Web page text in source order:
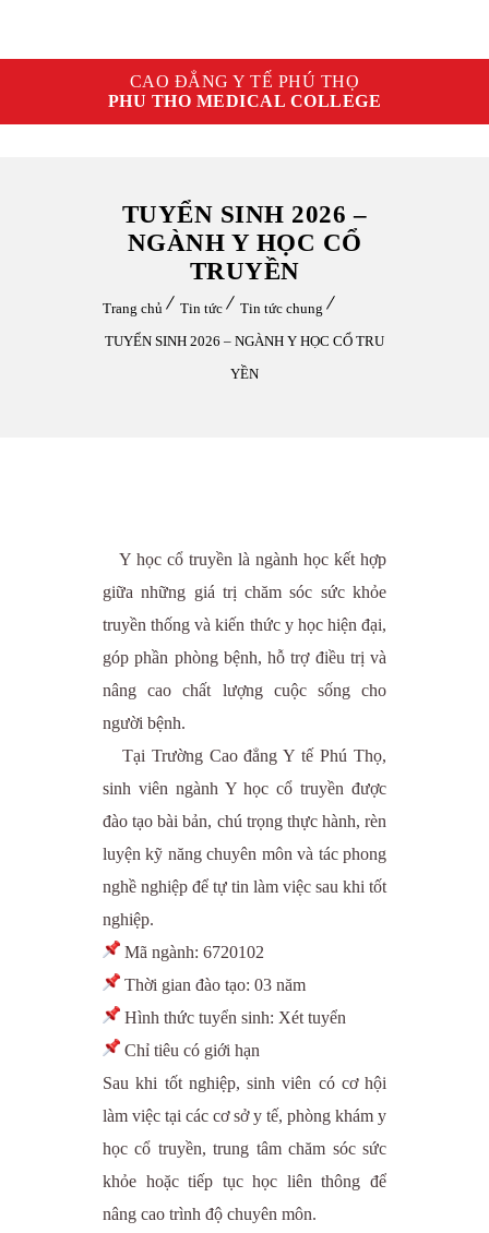
CAO ĐẲNG Y TẾ PHÚ THỌ
PHU THO MEDICAL COLLEGE
TUYỂN SINH 2026 –
NGÀNH Y HỌC CỔ
TRUYỀN
Trang chủ Tin tức
Tin tức chung
TUYỂN SINH 2026 – NGÀNH Y HỌC CỔ TRU
YỀN
Y học cổ truyền là ngành học kết hợp
giữa những giá trị chăm sóc sức khỏe
truyền thống và kiến thức y học hiện đại,
góp phần phòng bệnh, hỗ trợ điều trị và
nâng cao chất lượng cuộc sống cho
người bệnh.
Tại Trường Cao đẳng Y tế Phú Thọ,
sinh viên ngành Y học cổ truyền được
đào tạo bài bản, chú trọng thực hành, rèn
luyện kỹ năng chuyên môn và tác phong
nghề nghiệp để tự tin làm việc sau khi tốt
nghiệp.
Mã ngành: 6720102
Thời gian đào tạo: 03 năm
Hình thức tuyển sinh: Xét tuyển
Chỉ tiêu có giới hạn
Sau khi tốt nghiệp, sinh viên có cơ hội
làm việc tại các cơ sở y tế, phòng khám y
học cổ truyền, trung tâm chăm sóc sức
khỏe hoặc tiếp tục học liên thông để
nâng cao trình độ chuyên môn.